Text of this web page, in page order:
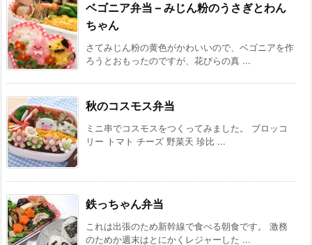
ベゴニア弁当 – みじん粉のうさぎとわん
ちゃん
さてみじん粉の黄色がかわいいので、ベゴニアを作
ろうとおもったのですが、花びらの真 ...
秋のコスモス弁当
ミニ串でコスモスをつくってみました。 ブロッコ
リー トマト チーズ 野菜天 珍比 ...
鉄っちゃん弁当
これは出張のため新幹線で食べる朝食です。 激務
のためか週末はとにかくレジャーした ...